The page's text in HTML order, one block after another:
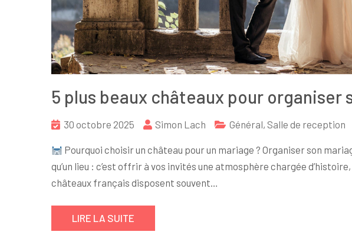
5 plus beaux châteaux pour organiser
30 octobre 2025 Simon Lach Général, Salle de reception
Pourquoi choisir un château pour un mariage ? Organiser son
qu’un lieu : c’est offrir à vos invités une atmosphère chargée
châteaux français disposent souvent…
LIRE LA SUITE